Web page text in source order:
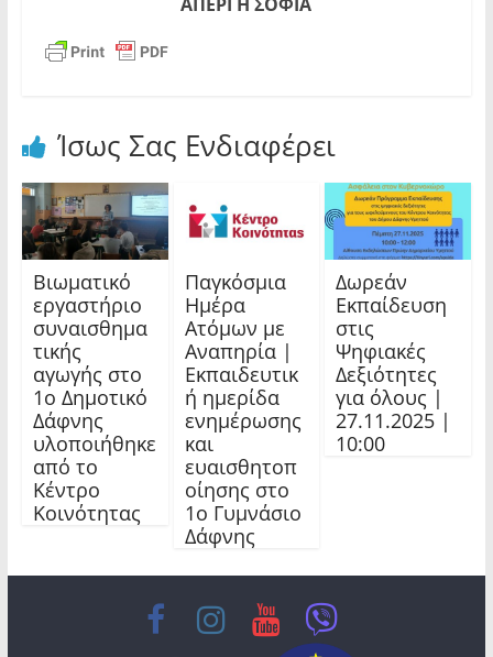
Ίσως Σας Ενδιαφέρει
Βιωματικό
εργαστήριο
συναισθημα
τικής
αγωγής στο
1ο Δημοτικό
Δάφνης
υλοποιήθηκε
από το
Κέντρο
Κοινότητας
Παγκόσμια
Ημέρα
Ατόμων με
Αναπηρία |
Εκπαιδευτικ
ή ημερίδα
ενημέρωσης
και
ευαισθητοπ
οίησης στο
1ο Γυμνάσιο
Δάφνης
Δωρεάν
Εκπαίδευση
στις
Ψηφιακές
Δεξιότητες
για όλους |
27.11.2025 |
10:00